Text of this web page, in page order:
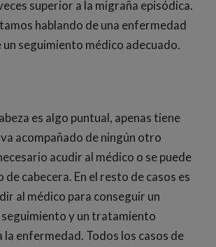
superior a la migraña episódica.
hablando de una enfermedad
seguimiento médico adecuado.
es algo puntual, apenas tiene
acompañado de ningún otro
acudir al médico o se puede
de cabecera. En el resto de casos es
al médico para conseguir un
y un tratamiento
la enfermedad. Todos los casos de